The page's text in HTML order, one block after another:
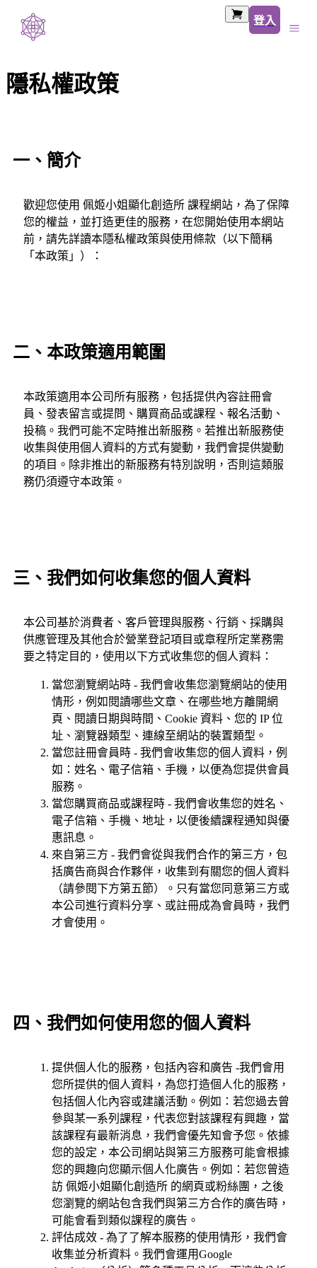
登入
隱私權政策
一、簡介
歡迎您使用 佩姬小姐顯化創造所 課程網站，為了保障
您的權益，並打造更佳的服務，在您開始使用本網站
前，請先詳讀本隱私權政策與使用條款（以下簡稱
「本政策」）：
二、本政策適用範圍
本政策適用本公司所有服務，包括提供內容註冊會
員、發表留言或提問、購買商品或課程、報名活動、
投稿。我們可能不定時推出新服務。若推出新服務使
收集與使用個人資料的方式有變動，我們會提供變動
的項目。除非推出的新服務有特別說明，否則這類服
務仍須遵守本政策。
三、我們如何收集您的個人資料
本公司基於消費者、客戶管理與服務、行銷、採購與
供應管理及其他合於營業登記項目或章程所定業務需
要之特定目的，使用以下方式收集您的個人資料：
當您瀏覽網站時 - 我們會收集您瀏覽網站的使用
情形，例如閱讀哪些文章、在哪些地方離開網
頁、閱讀日期與時間、Cookie 資料、您的 IP 位
址、瀏覽器類型、連線至網站的裝置類型。
當您註冊會員時 - 我們會收集您的個人資料，例
如：姓名、電子信箱、手機，以便為您提供會員
服務。
當您購買商品或課程時 - 我們會收集您的姓名、
電子信箱、手機、地址，以便後續課程通知與優
惠訊息。
來自第三方 - 我們會從與我們合作的第三方，包
括廣告商與合作夥伴，收集到有關您的個人資料
（請參閱下方第五節）。只有當您同意第三方或
本公司進行資料分享、或註冊成為會員時，我們
才會使用。
四、我們如何使用您的個人資料
提供個人化的服務，包括內容和廣告 -我們會用
您所提供的個人資料，為您打造個人化的服務，
包括個人化內容或建議活動。例如：若您過去曾
參與某一系列課程，代表您對該課程有興趣，當
該課程有最新消息，我們會優先知會予您。依據
您的設定，本公司網站與第三方服務可能會根據
您的興趣向您顯示個人化廣告。例如：若您曾造
訪 佩姬小姐顯化創造所 的網頁或粉絲團，之後
您瀏覽的網站包含我們與第三方合作的廣告時，
可能會看到類似課程的廣告。
評估成效 - 為了了解本服務的使用情形，我們會
收集並分析資料。我們會運用Google